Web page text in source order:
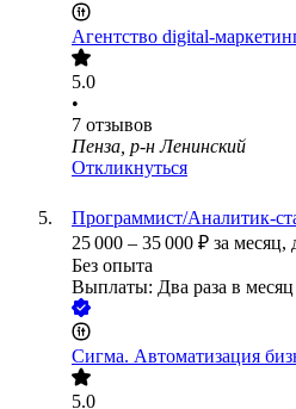
Агентство digital-
5.0
•
7 отзывов
Пенза, р-н Ленинский
Откликнуться
Программист/Аналитик-
25 000 – 35 000 ₽ за месяц,
Без опыта
Выплаты: Два раза в месяц
Сигма. Автоматизация
5.0